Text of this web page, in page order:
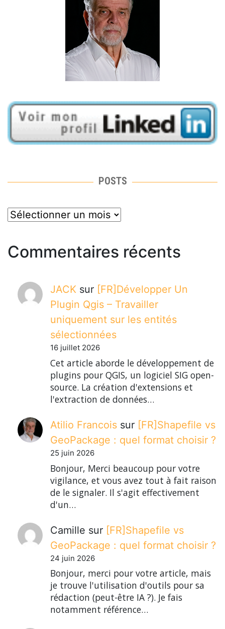
POSTS
posts
Commentaires récents
JACK sur
[FR]Développer Un
Plugin Qgis – Travailler
uniquement sur les entités
sélectionnées
16 juillet 2026
Cet article aborde le développement de
plugins pour QGIS, un logiciel SIG open-
source. La création d'extensions et
l'extraction de données…
Atilio Francois sur [FR]Shapefile vs
GeoPackage : quel format choisir ?
25 juin 2026
Bonjour, Merci beaucoup pour votre
vigilance, et vous avez tout à fait raison
de le signaler. Il s'agit effectivement
d'un…
Camille sur [FR]Shapefile vs
GeoPackage : quel format choisir ?
24 juin 2026
Bonjour, merci pour votre article, mais
je trouve l'utilisation d'outils pour sa
rédaction (peut-être IA ?). Je fais
notamment référence…